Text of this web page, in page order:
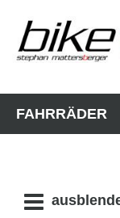
FAHRRÄDER